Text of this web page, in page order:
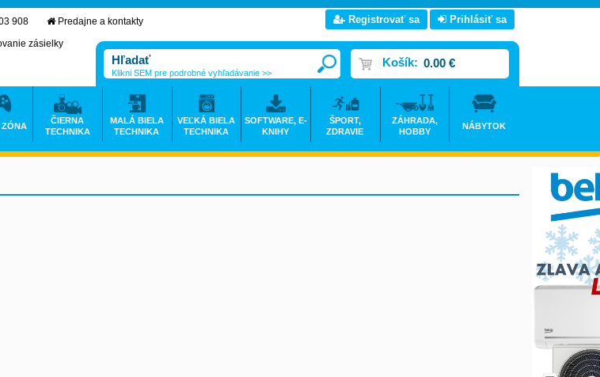
908
Predajne a kontakty
zásielky
Registrovať sa Prihlásiť sa
Košík: 0.00 €
Klikni SEM pre podrobné vyhľadávanie >>
ZÓNA
ČIERNA
TECHNIKA
MALÁ BIELA
TECHNIKA
VEĽKÁ BIELA
TECHNIKA
SOFTWARE, E-
KNIHY
ŠPORT,
ZDRAVIE
ZÁHRADA,
HOBBY
NÁBYTOK